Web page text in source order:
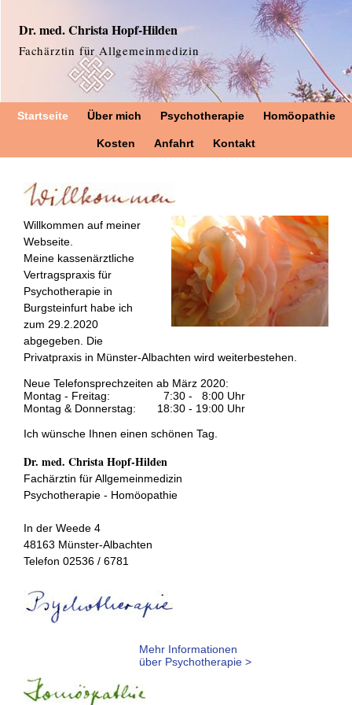
Dr. med. Christa Hopf-Hilden
Fachärztin für Allgemeinmedizin
Startseite Über mich Psychotherapie Homöopathie
Kosten Anfahrt Kontakt
Willkommen auf meiner
Webseite.
Meine kassenärztliche
Vertragspraxis für
Psychotherapie in
Burgsteinfurt habe ich
zum 29.2.2020
abgegeben. Die
Privatpraxis in Münster-Albachten wird weiterbestehen.
Neue Telefonsprechzeiten ab März 2020:
Montag - Freitag:
7:30 - 8:00 Uhr
Montag & Donnerstag:
18:30 - 19:00 Uhr
Ich wünsche Ihnen einen schönen Tag.
Dr. med. Christa Hopf-Hilden
Fachärztin für Allgemeinmedizin
Psychotherapie - Homöopathie
In der Weede 4
48163 Münster-Albachten
Telefon 02536 / 6781
Mehr Informationen
über Psychotherapie >